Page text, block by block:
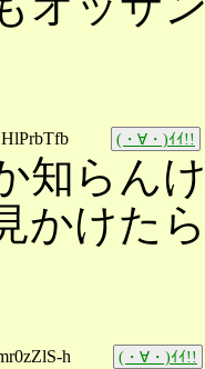
(・∀・)ｲｲ!!
知らん
かけた
h (・∀・)ｲｲ!!